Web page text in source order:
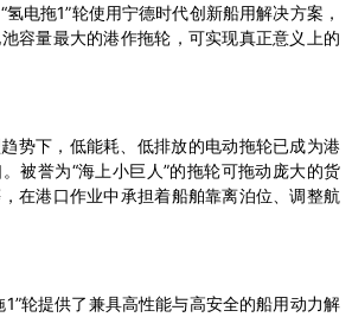
电拖1”轮使用宁德时代创新船用解决方案，
容量最大的港作拖轮，可实现真正意义上的
势下，低能耗、低排放的电动拖轮已成为港
被誉为“海上小巨人”的拖轮可拖动庞大的货
在港口作业中承担着船舶靠离泊位、调整航
1”轮提供了兼具高性能与高安全的船用动力解